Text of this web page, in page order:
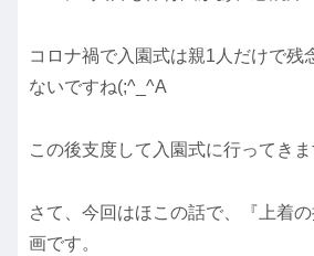
コロナ禍で入園式は親1人だけで残
ないですね(;^_^A
この後支度して入園式に行ってきま
さて、今回はほこの話で、『上着
画です。